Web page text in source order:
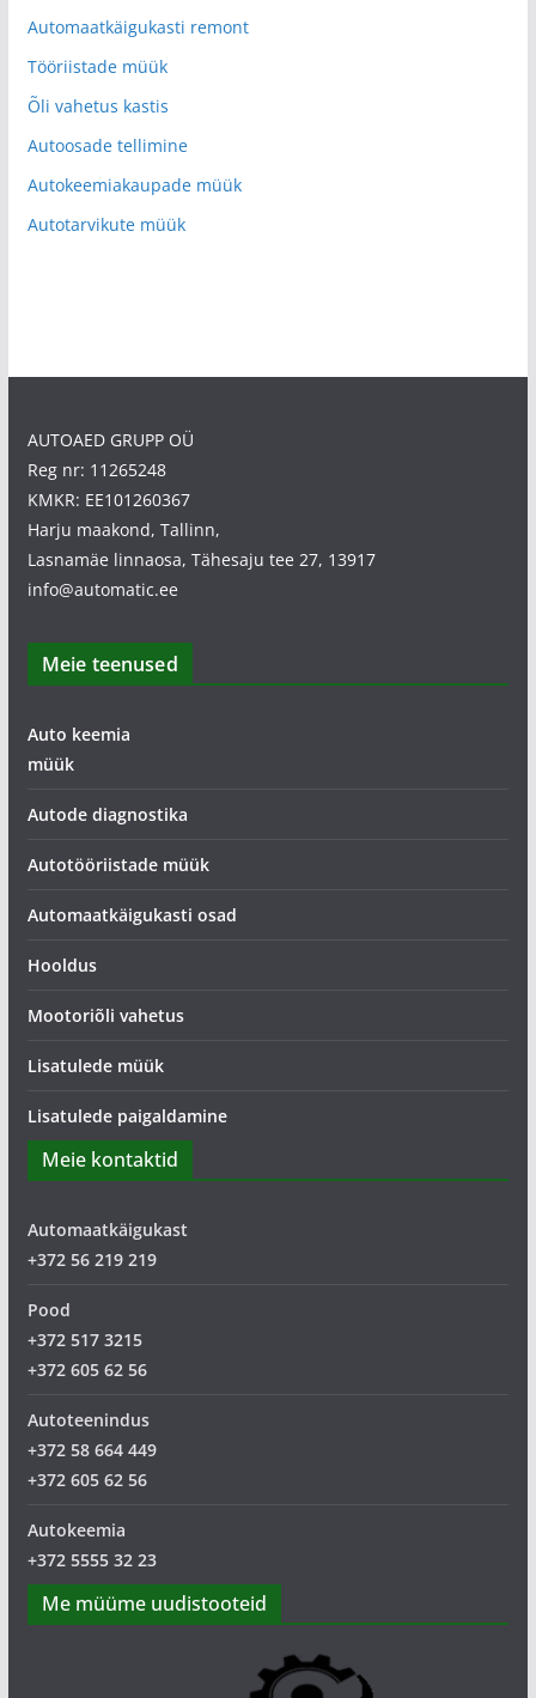
Automaatkäigukasti remont
Tööriistade müük
Õli vahetus kastis
Autoosade tellimine
Autokeemiakaupade müük
Autotarvikute müük
AUTOAED GRUPP OÜ
Reg nr: 11265248
KMKR: EE101260367
Harju maakond, Tallinn,
Lasnamäe linnaosa, Tähesaju tee 27, 13917
info@automatic.ee
Meie teenused
Auto keemia
müük
Autode diagnostika
Autotööriistade müük
Automaatkäigukasti osad
Hooldus
Mootoriõli vahetus
Lisatulede müük
Lisatulede paigaldamine
Meie kontaktid
Automaatkäigukast
+372 56 219 219
Pood
+372 517 3215
+372 605 62 56
Autoteenindus
+372 58 664 449
+372 605 62 56
Autokeemia
+372 5555 32 23
Me müüme uudistooteid